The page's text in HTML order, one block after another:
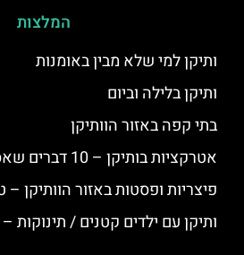
המלצות
ותיקן למי שלא מבין באומנות
ותיקן בלילה וביום
בתי קפה באזור הוותיקן
אטרקציות בותיקן – 10 דברים שאסור לפספס בוותיקן
פיצריות ופסטות באזור הוותיקן
ותיקן עם ילדים קטנים / תינוקות